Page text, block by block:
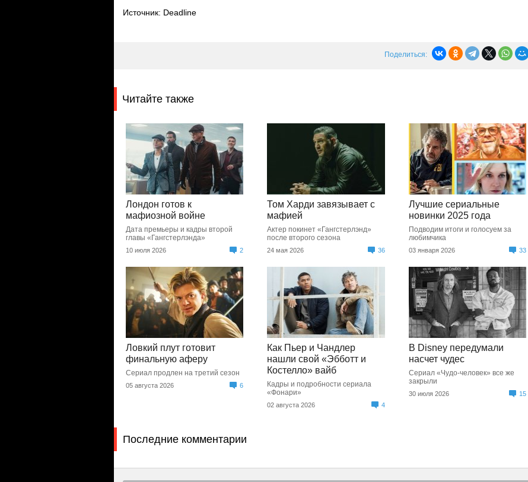
Источник: Deadline
Поделиться:
Читайте также
Лондон готов к
мафиозной войне
Дата премьеры и кадры второй
главы «Гангстерлэнда»
10 июля 2026 2
Том Харди завязывает с
мафией
Актер покинет «Гангстерлэнд»
после второго сезона
24 мая 2026 36
Лучшие сериальные
новинки 2025 года
Подводим итоги и голосуем за
любимчика
03 января 2026 33
Ловкий плут готовит
финальную аферу
Сериал продлен на третий сезон
05 августа 2026 6
Как Пьер и Чандлер
нашли свой «Эбботт и
Костелло» вайб
Кадры и подробности сериала
«Фонари»
02 августа 2026 4
В Disney передумали
насчет чудес
Сериал «Чудо-человек» все же
закрыли
30 июля 2026 15
Последние комментарии